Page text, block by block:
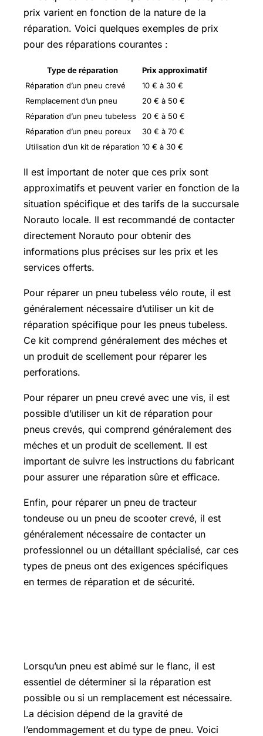
prix varient en fonction de la nature de la
réparation. Voici quelques exemples de prix
pour des réparations courantes :
Type de réparation
Prix approximatif
Réparation d’un pneu crevé
10 € à 30 €
Remplacement d’un pneu
20 € à 50 €
Réparation d’un pneu tubeless
20 € à 50 €
Réparation d’un pneu poreux
30 € à 70 €
Utilisation d’un kit de réparation 10 € à 30 €
Il est important de noter que ces prix sont
approximatifs et peuvent varier en fonction de la
situation spécifique et des tarifs de la succursale
Norauto locale. Il est recommandé de contacter
directement Norauto pour obtenir des
informations plus précises sur les prix et les
services offerts.
Pour réparer un pneu tubeless vélo route, il est
généralement nécessaire d’utiliser un kit de
réparation spécifique pour les pneus tubeless.
Ce kit comprend généralement des méches et
un produit de scellement pour réparer les
perforations.
Pour réparer un pneu crevé avec une vis, il est
possible d’utiliser un kit de réparation pour
pneus crevés, qui comprend généralement des
méches et un produit de scellement. Il est
important de suivre les instructions du fabricant
pour assurer une réparation sûre et efficace.
Enfin, pour réparer un pneu de tracteur
tondeuse ou un pneu de scooter crevé, il est
généralement nécessaire de contacter un
professionnel ou un détaillant spécialisé, car ces
types de pneus ont des exigences spécifiques
en termes de réparation et de sécurité.
Lorsqu’un pneu est abimé sur le flanc, il est
essentiel de déterminer si la réparation est
possible ou si un remplacement est nécessaire.
La décision dépend de la gravité de
l’endommagement et du type de pneu. Voici